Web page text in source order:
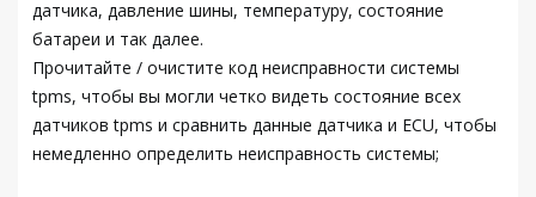
датчика, давление шины, температуру, состояние
батареи и так далее.
Прочитайте / очистите код неисправности системы
tpms, чтобы вы могли четко видеть состояние всех
датчиков tpms и сравнить данные датчика и ECU, чтобы
немедленно определить неисправность системы;